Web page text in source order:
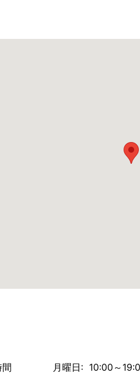
月曜日: 10:00～